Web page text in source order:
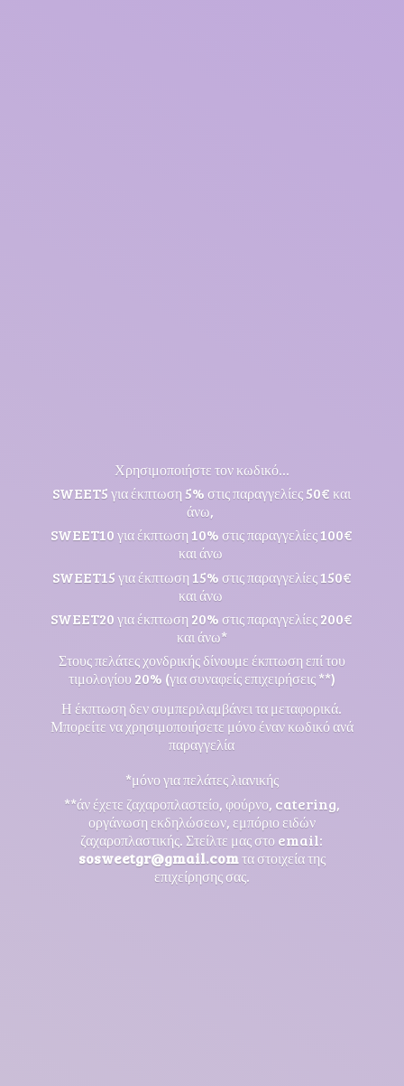
Χρησιμοποιήστε τον κωδικό...
SWEET5 για έκπτωση 5% στις παραγγελίες 50€ και
άνω,
SWEET10 για έκπτωση 10% στις παραγγελίες 100€
και άνω
SWEET15 για έκπτωση 15% στις παραγγελίες 150€
και άνω
SWEET20 για έκπτωση 20% στις παραγγελίες 200€
και άνω*
Στους πελάτες χονδρικής δίνουμε έκπτωση επί του
τιμολογίου 20% (για συναφείς επιχειρήσεις **)
Η έκπτωση δεν συμπεριλαμβάνει τα μεταφορικά.
Μπορείτε να χρησιμοποιήσετε μόνο έναν κωδικό ανά
παραγγελία
*μόνο για πελάτες λιανικής
**άν έχετε ζαχαροπλαστείο, φούρνο, catering,
οργάνωση εκδηλώσεων, εμπόριο ειδών
ζαχαροπλαστικής. Στείλτε μας στο email:
sosweetgr@gmail.comτα στοιχεία της
επιχείρησης σας.